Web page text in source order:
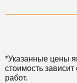
*Указанные цены
стоимость
работ.